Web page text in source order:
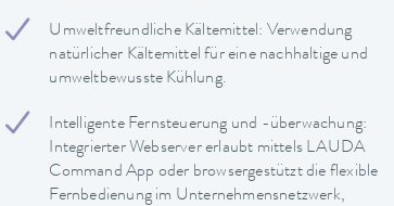
Umweltfreundliche Kältemittel: Verwendung
natürlicher Kältemittel für eine nachhaltige und
umweltbewusste Kühlung.
Intelligente Fernsteuerung und -überwachung:
Integrierter Webserver erlaubt mittels LAUDA
Command App oder browsergestützt die flexible
Fernbedienung im Unternehmensnetzwerk,